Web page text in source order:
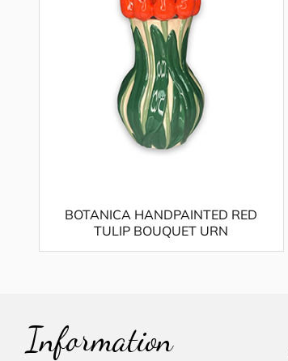
BOTANICA HANDPAINTED RED
TULIP BOUQUET URN
Information